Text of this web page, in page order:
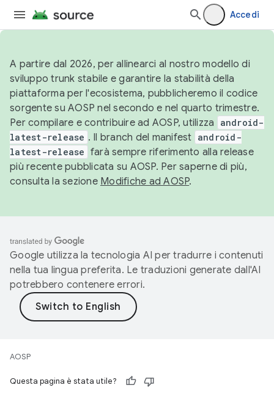
Accedi
A partire dal 2026, per allinearci al nostro modello di
sviluppo trunk stabile e garantire la stabilità della
piattaforma per l'ecosistema, pubblicheremo il codice
sorgente su AOSP nel secondo e nel quarto trimestre.
Per compilare e contribuire ad AOSP, utilizza
android-
latest-release . Il branch del manifest android-
latest-release farà sempre riferimento alla release
più recente pubblicata su AOSP. Per saperne di più,
consulta la sezione Modifiche ad AOSP.
Google utilizza la tecnologia AI per tradurre i contenuti
nella tua lingua preferita. Le traduzioni generate dall'AI
potrebbero contenere errori.
AOSP
Questa pagina è stata utile?